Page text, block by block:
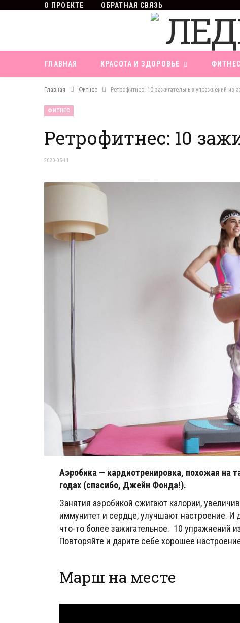
О ПРОЕКТЕ ОБРАТНАЯ СВЯЗЬ
ГЛАВНАЯ КРАСОТА И ЗДОРОВЬЕ ФИТНЕС
Главная Фитнес Ретрофитнес: 10 зажигательных упражнений из
ФИТНЕС
Ретрофитнес: 10
2020-05-11
Аэробика — кардиотренировка, похожая на
годах (спасибо, Джейн Фонда!).
Занятия аэробикой сжигают калории,
иммунитет и сердце, улучшают настроение.
что-то более зажигательное. 10 упражнений
Повторяйте и дарите себе хорошее
Марш на месте